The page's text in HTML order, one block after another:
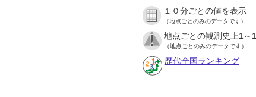
１０分ごとの値を表示
（地点ごとのみのデータです）
地点ごとの観測史上1～
（地点ごとのみのデータです）
歴代全国ランキング